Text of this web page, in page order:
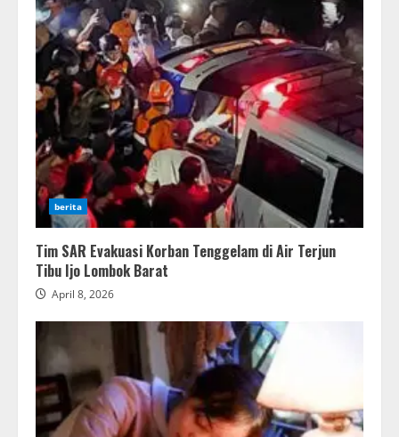
berita
Tim SAR Evakuasi Korban Tenggelam di Air Terjun
Tibu Ijo Lombok Barat
April 8, 2026